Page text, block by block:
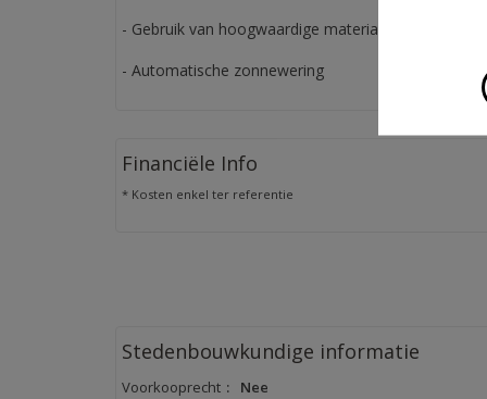
- Gebruik van hoogwaardige materialen en
- Automatische zonnewering
Financiële Info
* Kosten enkel ter referentie
Stedenbouwkundige informatie
Voorkooprecht :
Nee